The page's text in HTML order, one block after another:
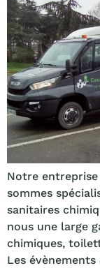
Notre
sommes
sanitaires
nous une large
chimiques,
Les